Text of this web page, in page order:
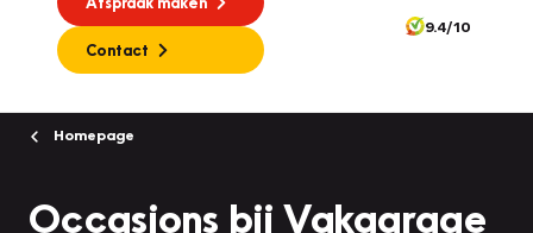
Contact
9.4/10
Homepage
Occasions bij Vakgarage